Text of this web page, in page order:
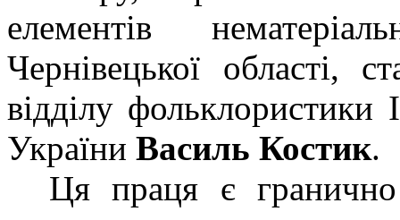
елементів
Чернівецької області,
відділу фольклористики
України Василь Костик.
Ця праця є